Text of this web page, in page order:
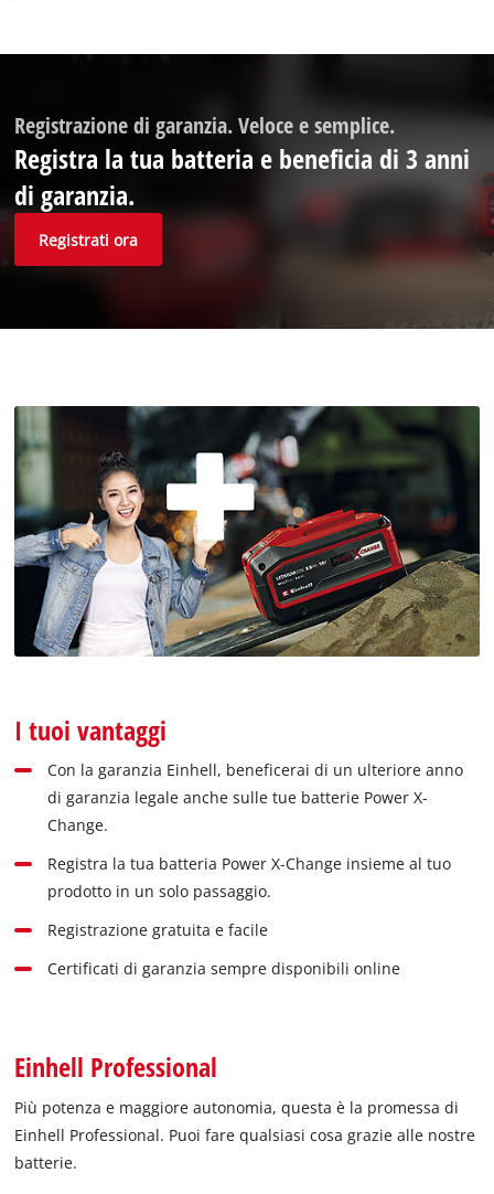
Registrazione di garanzia. Veloce e semplice.
Registra la tua batteria e beneficia di 3 anni
di garanzia.
Registrati ora
I tuoi vantaggi
Con la garanzia Einhell, beneficerai di un ulteriore anno
di garanzia legale anche sulle tue batterie Power X-
Change.
Registra la tua batteria Power X-Change insieme al tuo
prodotto in un solo passaggio.
Registrazione gratuita e facile
Certificati di garanzia sempre disponibili online
Einhell Professional
Più potenza e maggiore autonomia, questa è la promessa di
Einhell Professional. Puoi fare qualsiasi cosa grazie alle nostre
batterie.